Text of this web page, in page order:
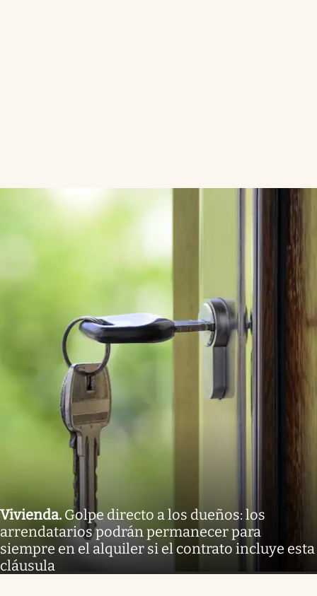
Vivienda. Golpe directo a los dueños: los
arrendatarios podrán permanecer para
siempre en el alquiler si el contrato incluye esta
cláusula